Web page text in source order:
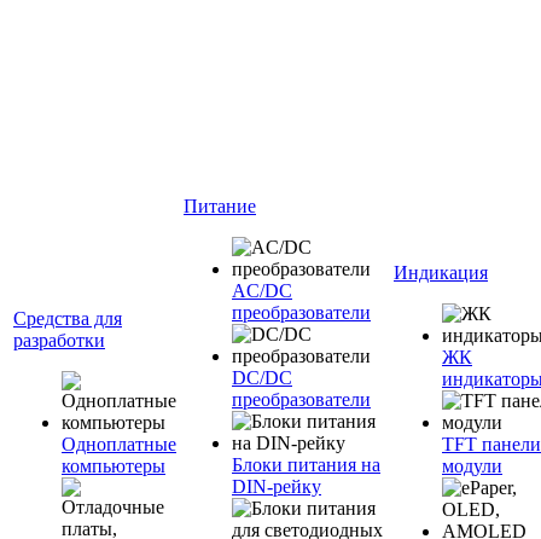
Средства для
разработки
Одноплатные
компьютеры
Питание
AC/DC
преобразователи
DC/DC
преобразователи
Блоки питания на
DIN-рейку
Индикация
ЖК
TFT
модули